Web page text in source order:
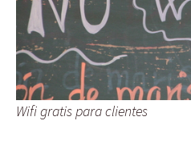
Wifi gratis para clientes